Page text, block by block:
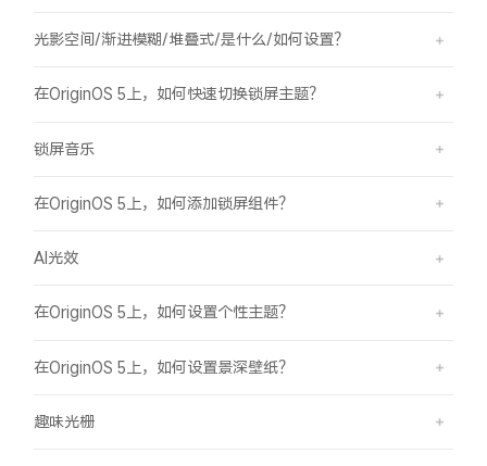
光影空间/渐进模糊/堆叠式/是什么/如何设置？
在OriginOS 5上，如何快速切换锁屏主题？
锁屏音乐
在OriginOS 5上，如何添加锁屏组件？
AI光效
在OriginOS 5上，如何设置个性主题？
在OriginOS 5上，如何设置景深壁纸？
趣味光栅